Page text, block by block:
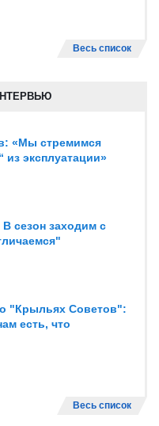
Весь список
«Мы стремимся
из эксплуатации»
сезон заходим с
"Крыльях Советов":
есть, что
Весь список